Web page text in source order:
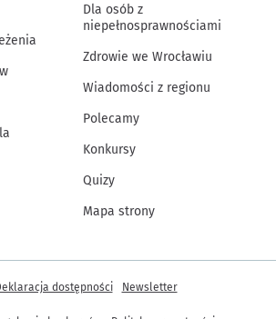
Dla osób z
niepełnosprawnościami
Zdrowie we Wrocławiu
Wiadomości z regionu
Polecamy
Konkursy
Quizy
Mapa strony
dostępności Newsletter